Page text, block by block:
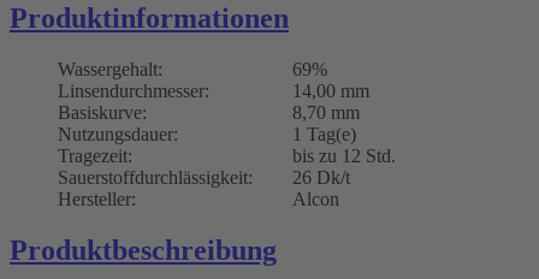
Produktinformationen
Wassergehalt:
69%
Linsendurchmesser:
14,00 mm
Basiskurve:
8,70 mm
Nutzungsdauer:
1 Tag(e)
Tragezeit:
bis zu 12 Std.
Sauerstoffdurchlässigkeit:
26 Dk/t
Hersteller:
Alcon
Produktbeschreibung